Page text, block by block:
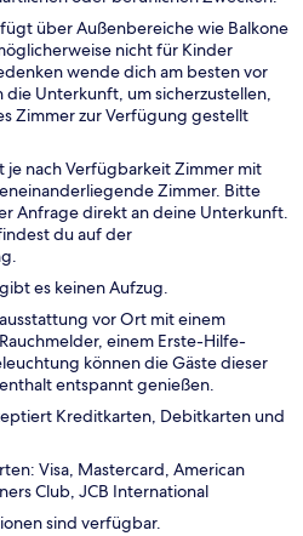
über Außenbereiche wie Balkone
nicht für Kinder
wende dich am besten vor
Unterkunft, um sicherzustellen,
Zimmer zur Verfügung gestellt
nach Verfügbarkeit Zimmer mit
Zimmer. Bitte
Anfrage direkt an deine Unterkunft.
du auf der
es keinen Aufzug.
vor Ort mit einem
einem Erste-Hilfe-
können die Gäste dieser
entspannt genießen.
Kreditkarten, Debitkarten und
Visa, Mastercard, American
Club, JCB International
sind verfügbar.